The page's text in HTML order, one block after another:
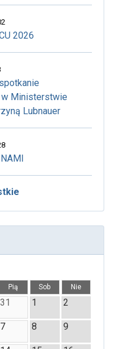
2026
w Ministerstwie
Lubnauer
Pią Sob Nie
31 1 2
7 8 9